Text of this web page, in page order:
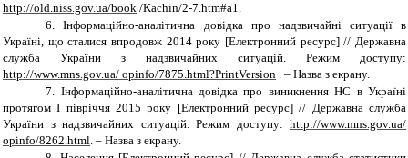
http://old.niss.gov.ua/book /Kachin/2-7.htm#a1.
6.
Інформаційно-аналітична довідка про надзвичайні ситуації в
Україні, що сталися впродовж 2014 року [Електронний ресурс] // Державна
служба України з надзвичайних ситуацій. Режим доступу:
http://www.mns.gov.ua/ opinfo/7875.html?PrintVersion . – Назва з екрану.
7. Інформаційно-аналітична довідка про виникнення НС в Україні
протягом І півріччя 2015 року [Електронний ресурс] // Державна служба
України з надзвичайних ситуацій. Режим доступу: http://www.mns.gov.ua/
opinfo/8262.html. – Назва з екрану.